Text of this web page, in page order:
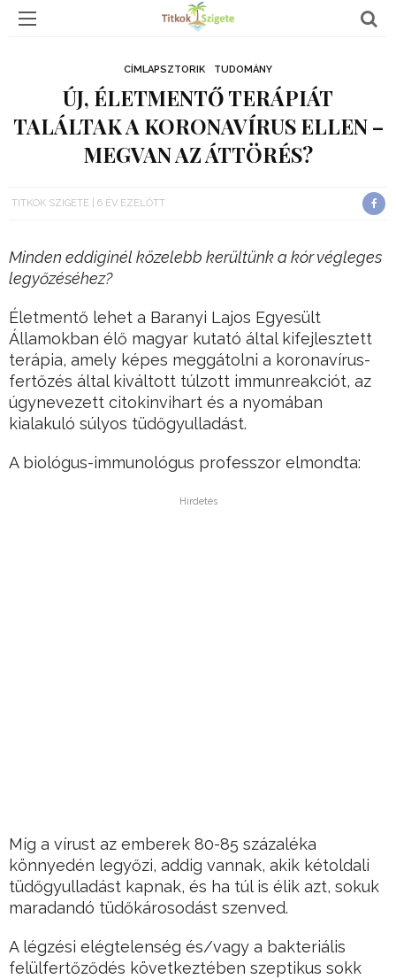
CÍMLAPSZTORIK TUDOMÁNY
ÚJ, ÉLETMENTŐ TERÁPIÁT
TALÁLTAK A KORONAVÍRUS ELLEN –
MEGVAN AZ ÁTTÖRÉS?
TITKOK SZIGETE 6 ÉV EZELŐTT
Minden eddiginél közelebb kerültünk a kór végleges
legyőzéséhez?
Életmentő lehet a Baranyi Lajos Egyesült
Államokban élő magyar kutató által kifejlesztett
terápia, amely képes meggátolni a koronavírus-
fertőzés által kiváltott túlzott immunreakciót, az
úgynevezett citokinvihart és a nyomában
kialakuló súlyos tüdőgyulladást.
A biológus-immunológus professzor elmondta:
Hirdetés
Míg a vírust az emberek 80-85 százaléka
könnyedén legyőzi, addig vannak, akik kétoldali
tüdőgyulladást kapnak, és ha túl is élik azt, sokuk
maradandó tüdőkárosodást szenved.
A légzési elégtelenség és/vagy a bakteriális
felülfertőződés következtében szeptikus sokk